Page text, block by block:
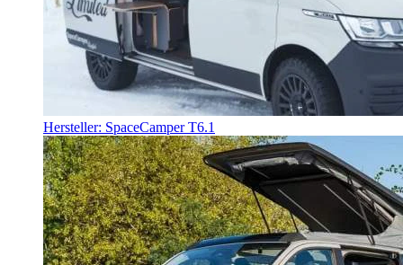
Hersteller: SpaceCamper T6.1